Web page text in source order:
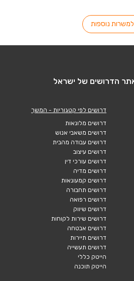
למשרות נוספות
דרושים לפי קטגוריות - המשך
דרושים מלונאות
דרושים משאבי אנוש
דרושים עבודה מהבית
דרושים עיצוב
דרושים עורכי דין
דרושים מדיה
דרושים קמעונאות
דרושים תחבורה
דרושים רפואה
דרושים שיווק
דרושים שירות לקוחות
דרושים אבטחה
דרושים תיירות
דרושים תעשייה
הייטק כללי
הייטק תוכנה